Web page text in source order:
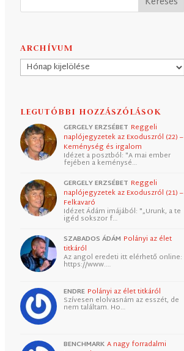
ARCHÍVUM
Archívum
LEGUTÓBBI HOZZÁSZÓLÁSOK
GERGELY ERZSÉBET Reggeli
naplójegyzetek az Exoduszról (22) –
Keménység és irgalom
Idézet a posztból: "A mai ember
fejében a keménysé…
GERGELY ERZSÉBET Reggeli
naplójegyzetek az Exoduszról (21) –
Felkavaró
Idézet Ádám imájából: "„Urunk, a te
igéd sokszor f…
SZABADOS ÁDÁM Polányi az élet
titkáról
Az angol eredeti itt elérhető online:
https://www.…
ENDRE Polányi az élet titkáról
Szívesen elolvasnám az esszét, de
nem találtam. Ho…
BENCHMARK A nagy forradalmi